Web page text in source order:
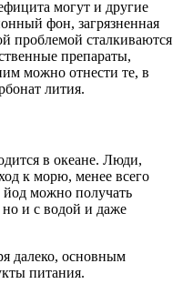
могут и другие
фон, загрязненная
проблемой сталкиваются
препараты,
можно отнести те, в
лития.
в океане. Люди,
к морю, менее всего
можно получать
но и с водой и даже
далеко, основным
питания.